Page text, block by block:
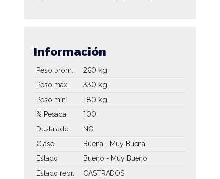
Información
Peso prom. 260 kg.
Peso máx. 330 kg.
Peso mín. 180 kg.
% Pesada 100
Destarado
NO
Clase
Buena - Muy Buena
Estado
Bueno - Muy Bueno
Estado repr.
CASTRADOS